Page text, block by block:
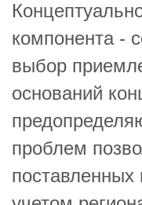
компонента -
выбор
оснований
проблем
поставленных